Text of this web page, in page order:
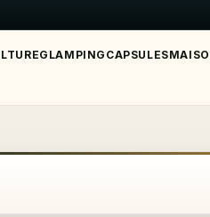
GLAMPING CAPSULES